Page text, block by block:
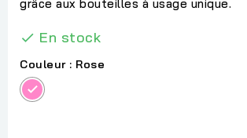
grâce aux bouteilles à usage unique.
 En stock
Couleur : Rose
Rose